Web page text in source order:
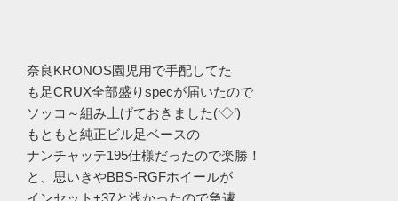
奈良KRONOS園児用で手配してた
も足CRUX全部盛りspecが届いたので
ソッコ～組み上げておきました(‘◇’)ゞ
もともと純正ビル足ベースの
ナンチャッテ195仕様だったので楽勝！
と、思いきやBBS-RGFホイールが
インセット+37と浅かったので急遽